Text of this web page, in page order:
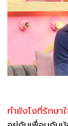
ทำยังไงที่รักษา